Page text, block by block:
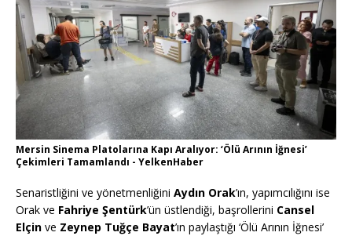
Mersin Sinema Platolarına Kapı Aralıyor: ‘Ölü Arının İğnesi’
Çekimleri Tamamlandı - YelkenHaber
Senaristliğini ve yönetmenliğini Aydın Orak’ın, yapımcılığını ise
Orak ve Fahriye Şentürk’ün üstlendiği, başrollerini Cansel
Elçin ve Zeynep Tuğçe Bayat’ın paylaştığı ‘Ölü Arının İğnesi’